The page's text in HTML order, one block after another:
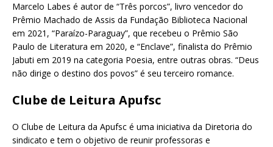
Marcelo Labes é autor de “Três porcos”, livro vencedor do
Prêmio Machado de Assis da Fundação Biblioteca Nacional
em 2021, “Paraízo-Paraguay”, que recebeu o Prêmio São
Paulo de Literatura em 2020, e “Enclave”, finalista do Prêmio
Jabuti em 2019 na categoria Poesia, entre outras obras. “Deus
não dirige o destino dos povos” é seu terceiro romance.
Clube de Leitura Apufsc
O Clube de Leitura da Apufsc é uma iniciativa da Diretoria do
sindicato e tem o objetivo de reunir professoras e